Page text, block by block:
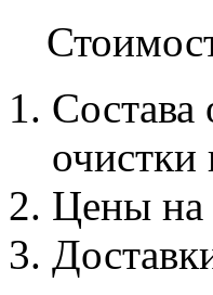
Состава
очистки
Цены на